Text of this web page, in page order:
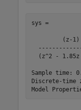
sys =
         (z-1)
(z^2 - 1.85z
Sample time:
Discrete-time